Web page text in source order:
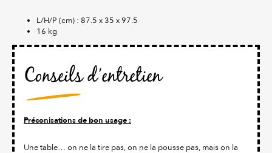
L/H/P (cm) : 87.5 x 35 x 97.5
16 kg
Conseils d’entretien
Préconisations de bon usage :
Une table… on ne la tire pas, on ne la pousse pas, mais on la